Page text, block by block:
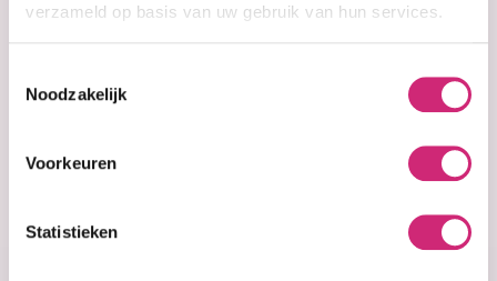
verzameld op basis van uw gebruik van hun services.
Noodzakelijk
Voorkeuren
Statistieken
Op voorraad
Jergens Daily
621 ML
€15,99